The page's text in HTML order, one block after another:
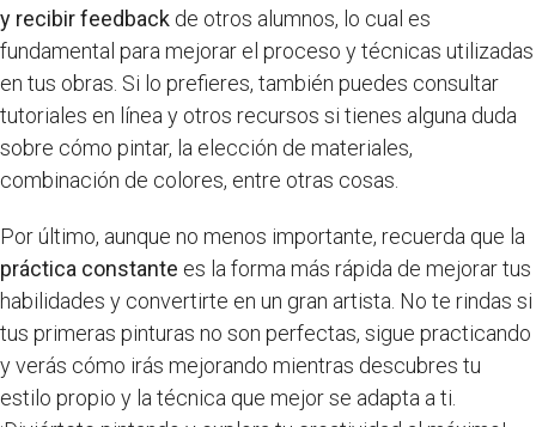
y recibir feedback de otros alumnos, lo cual es
fundamental para mejorar el proceso y técnicas utilizadas
en tus obras. Si lo prefieres, también puedes consultar
tutoriales en línea y otros recursos si tienes alguna duda
sobre cómo pintar, la elección de materiales,
combinación de colores, entre otras cosas.
Por último, aunque no menos importante, recuerda que la
práctica constante es la forma más rápida de mejorar tus
habilidades y convertirte en un gran artista. No te rindas si
tus primeras pinturas no son perfectas, sigue practicando
y verás cómo irás mejorando mientras descubres tu
estilo propio y la técnica que mejor se adapta a ti.